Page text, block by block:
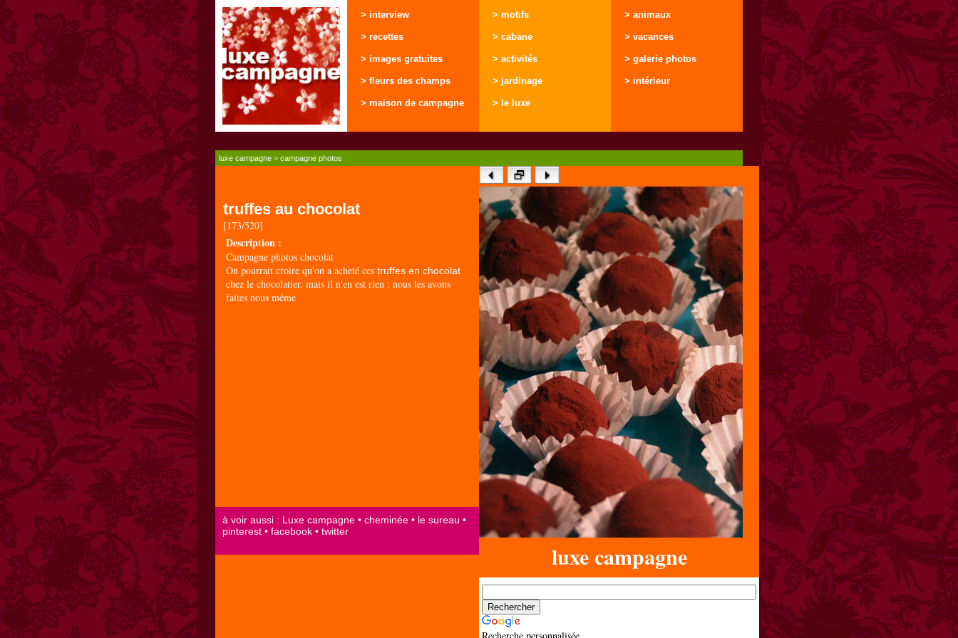
> interview
> recettes
> images gratuites
> fleurs des champs
> maison de campagne
> motifs
> cabane
> activités
> jardinage
> le luxe
> animaux
> vacances
> galerie photos
> intérieur
luxe campagne > campagne photos
truffes au chocolat
[173/520]
Description :
Campagne photos chocolat
On pourrait croire qu'on a acheté ces truffes en chocolat
chez le chocolatier, mais il n'en est rien : nous les avons
faites nous même
luxe campagne